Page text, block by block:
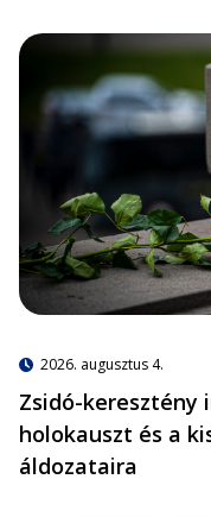
2026. augusztus 4.
Zsidó-keresztény
holokauszt és a
áldozataira